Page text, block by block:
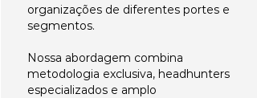
organizações de diferentes portes e
segmentos.
Nossa abordagem combina
metodologia exclusiva, headhunters
especializados e amplo